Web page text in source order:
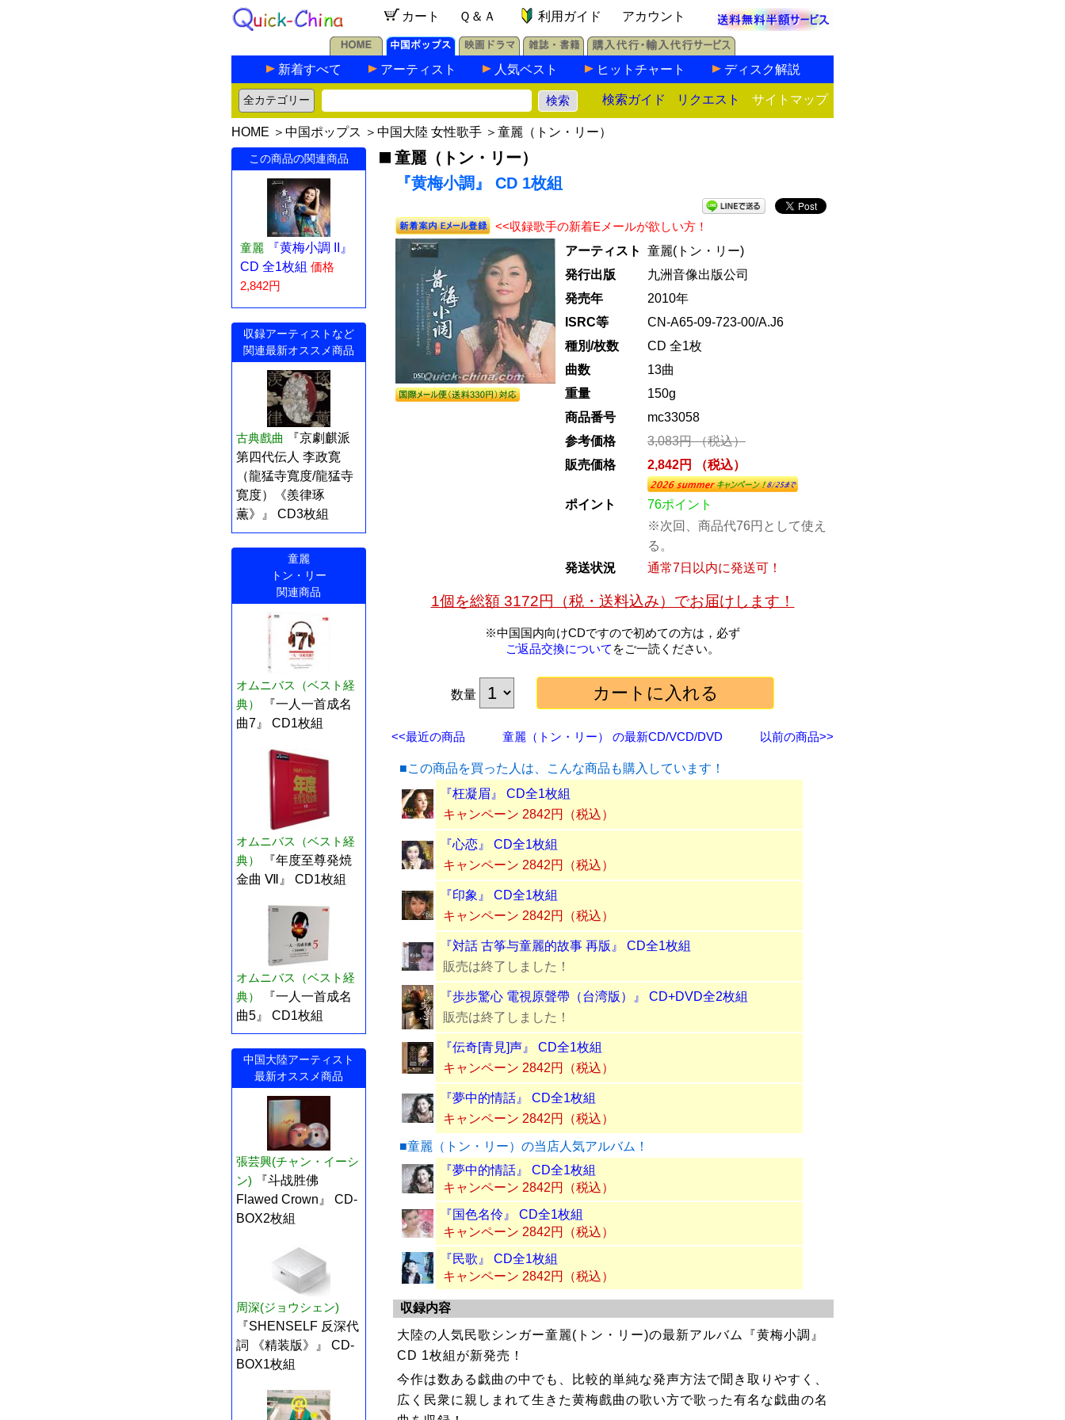
カート Ｑ＆Ａ 利用ガイド アカウント
新着すべて アーティスト 人気ベスト ヒットチャート ディスク解説
検索ガイド リクエスト サイトマップ
HOME ＞ 中国ポップス ＞ 中国大陸 女性歌手 ＞ 童麗（トン・リー）
この商品の関連商品
童麗
『黄梅小調 II』
CD 全1枚組 価格
2,842円
収録アーティストなど
関連最新オススメ商品
古典戲曲
『京劇麒派
第四代伝人 李政寛
（龍猛寺寬度/龍猛寺
寛度）《羨律琢
薫》』 CD3枚組
童麗
トン・リー
関連商品
オムニバス（ベスト経
典）
『一人一首成名
曲7』 CD1枚組
オムニバス（ベスト経
典）
『年度至尊発焼
金曲 Ⅶ』 CD1枚組
オムニバス（ベスト経
典）
『一人一首成名
曲5』 CD1枚組
中国大陸アーティスト
最新オススメ商品
張芸興(チャン・イーシ
ン)
『斗战胜佛
Flawed Crown』 CD-
BOX2枚組
周深(ジョウシェン)
『SHENSELF 反深代
詞 《精装版》』 CD-
BOX1枚組
童麗（トン・リー）
『黄梅小調』 CD 1枚組
<<収録歌手の新着Eメールが欲しい方！
アーティスト
童麗(トン・リー)
発行出版
九洲音像出版公司
発売年
2010年
ISRC等
CN-A65-09-723-00/A.J6
種別/枚数
CD 全1枚
曲数
13曲
重量
150g
商品番号
mc33058
参考価格
3,083円 （税込）
販売価格
2,842円 （税込）
ポイント
76ポイント
※次回、商品代76円として使え
る。
発送状況
通常7日以内に発送可！
1個を総額 3172円（税・送料込み）でお届けします！
※中国国内向けCDですので初めての方は，必ず
ご返品交換について をご一読ください。
数量
<<最近の商品 以前の商品>>
童麗（トン・リー） の最新CD/VCD/DVD
■この商品を買った人は、こんな商品も購入しています！
『枉凝眉』 CD全1枚組
キャンペーン 2842円（税込）
『心恋』 CD全1枚組
キャンペーン 2842円（税込）
『印象』 CD全1枚組
キャンペーン 2842円（税込）
『対話 古筝与童麗的故事 再版』 CD全1枚組
販売は終了しました！
『歩歩驚心 電視原聲帶（台湾版）』 CD+DVD全2枚組
販売は終了しました！
『伝奇[青見]声』 CD全1枚組
キャンペーン 2842円（税込）
『夢中的情話』 CD全1枚組
キャンペーン 2842円（税込）
■童麗（トン・リー）の当店人気アルバム！
『夢中的情話』 CD全1枚組
キャンペーン 2842円（税込）
『国色名伶』 CD全1枚組
キャンペーン 2842円（税込）
『民歌』 CD全1枚組
キャンペーン 2842円（税込）
収録内容
大陸の人気民歌シンガー童麗(トン・リー)の最新アルバム『黄梅小調』
CD 1枚組が新発売！
今作は数ある戯曲の中でも、比較的単純な発声方法で聞き取りやすく、
広く民衆に親しまれて生きた黄梅戲曲の歌い方で歌った有名な戯曲の名